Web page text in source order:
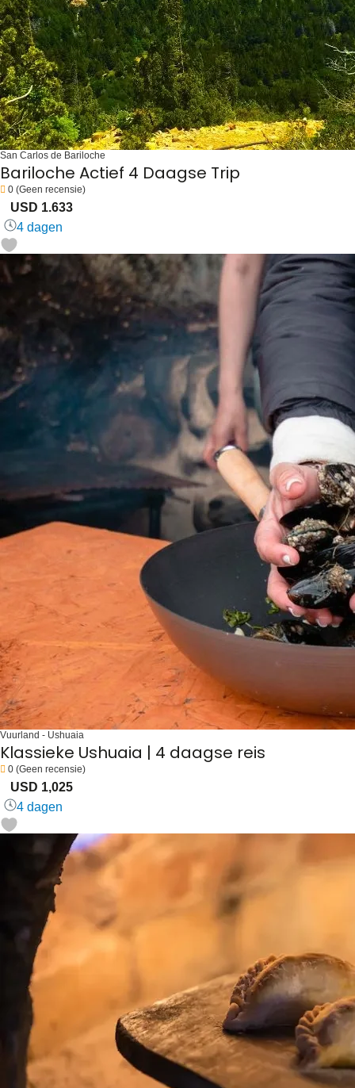
San Carlos de Bariloche
Bariloche Actief 4 Daagse Trip
0 (Geen recensie)
USD 1.633
4 dagen
Vuurland - Ushuaia
Klassieke Ushuaia | 4 daagse reis
0 (Geen recensie)
USD 1,025
4 dagen